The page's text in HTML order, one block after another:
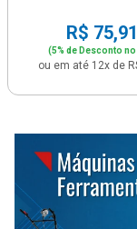
R$ 75,91
(5% de Desconto no
ou em até 12x de